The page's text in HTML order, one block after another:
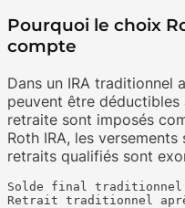
Pourquoi le choix
compte
Dans un IRA traditionnel
peuvent être déductibles
retraite sont imposés
Roth IRA, les
retraits qualifiés sont
Solde final traditionnel
Retrait traditionnel